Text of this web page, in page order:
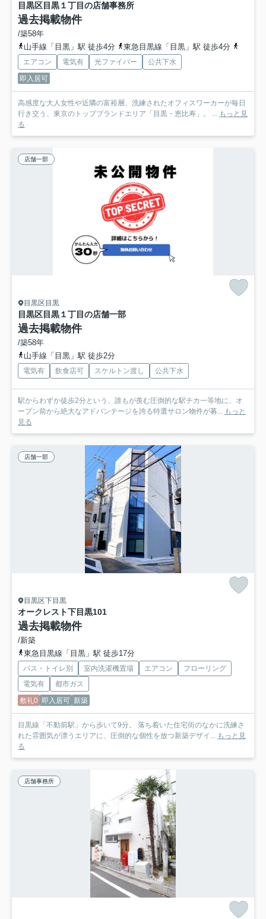
目黒区目黒１丁目の店舗事務所
過去掲載物件
/築58年
山手線「目黒」駅 徒歩4分
東急目黒線「目黒」駅 徒歩4分
エアコン 電気有 光ファイバー
公共下水
即入居可
高感度な大人女性や近隣の富裕層、洗練されたオフィスワーカーが毎日
行き交う、東京のトップブランドエリア「目黒・恵比寿」。 ... もっと見
る
店舗一部
目黒区目黒
目黒区目黒１丁目の店舗一部
過去掲載物件
/築58年
山手線「目黒」駅 徒歩2分
電気有 飲食店可 スケルトン渡し 公共下水
駅からわずか徒歩2分という、誰もが羨む圧倒的な駅チカ一等地に、オ
ープン前から絶大なアドバンテージを誇る特選サロン物件が募... もっと
見る
店舗一部
目黒区下目黒
オークレスト下目黒101
過去掲載物件
/新築
東急目黒線「目黒」駅 徒歩17分
バス・トイレ別 室内洗濯機置場 エアコン
フローリング
電気有
都市ガス
敷礼0 即入居可 新築
目黒線「不動前駅」から歩いて9分。 落ち着いた住宅街のなかに洗練さ
れた雰囲気が漂うエリアに、圧倒的な個性を放つ新築デザイ... もっと見
る
店舗事務所